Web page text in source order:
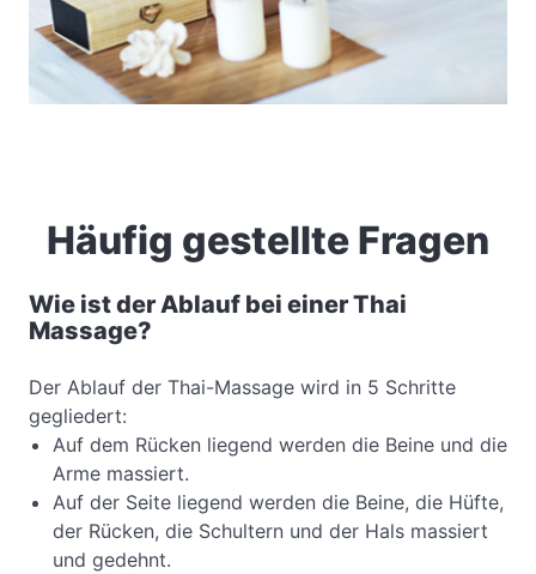
Häufig gestellte Fragen
Wie ist der Ablauf bei einer Thai
Massage?
Der Ablauf der Thai-Massage wird in 5 Schritte
gegliedert:
Auf dem Rücken liegend werden die Beine und die
Arme massiert.
Auf der Seite liegend werden die Beine, die Hüfte,
der Rücken, die Schultern und der Hals massiert
und gedehnt.